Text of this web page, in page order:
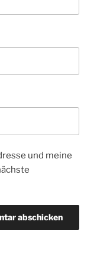
und meine